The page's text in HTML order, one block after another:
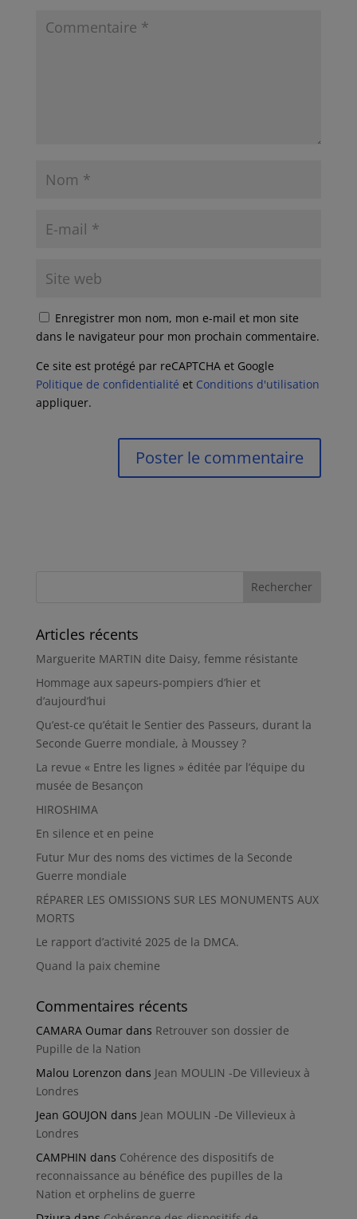
Enregistrer mon nom, mon e-mail et mon site
dans le navigateur pour mon prochain commentaire.
Ce site est protégé par reCAPTCHA et Google
Politique de confidentialité et Conditions d'utilisation
appliquer.
Articles récents
Marguerite MARTIN dite Daisy, femme résistante
Hommage aux sapeurs-pompiers d’hier et
d’aujourd’hui
Qu’est-ce qu’était le Sentier des Passeurs, durant la
Seconde Guerre mondiale, à Moussey ?
La revue « Entre les lignes » éditée par l’équipe du
musée de Besançon
HIROSHIMA
En silence et en peine
Futur Mur des noms des victimes de la Seconde
Guerre mondiale
RÉPARER LES OMISSIONS SUR LES MONUMENTS AUX
MORTS
Le rapport d’activité 2025 de la DMCA.
Quand la paix chemine
Commentaires récents
CAMARA Oumardans Retrouver son dossier de
Pupille de la Nation
Malou Lorenzon dans Jean MOULIN -De Villevieux à
Londres
Jean GOUJON dans Jean MOULIN -De Villevieux à
Londres
CAMPHIN dans Cohérence des dispositifs de
reconnaissance au bénéfice des pupilles de la
Nation et orphelins de guerre